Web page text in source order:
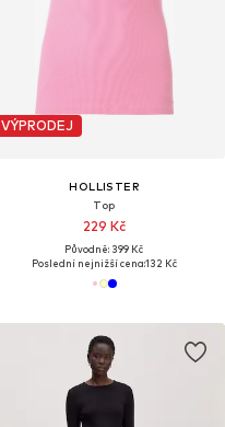
VÝPRODEJ
HOLLISTER
Top
229 Kč
Původně: 399 Kč
Poslední nejnižší cena:132 Kč